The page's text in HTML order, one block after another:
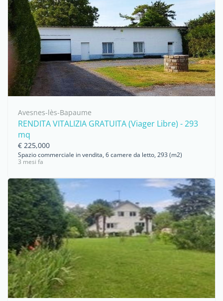
Avesnes-lès-Bapaume
RENDITA VITALIZIA GRATUITA (Viager Libre) - 293
mq
€ 225,000
Spazio commerciale in vendita, 6 camere da letto, 293 (m2)
3 mesi fa